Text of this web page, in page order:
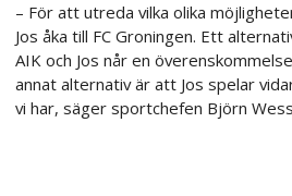
– För att utreda vilka olika
Jos åka till FC Groningen. Ett
AIK och Jos når en
annat alternativ är att Jos spelar
vi har, säger sportchefen Björn